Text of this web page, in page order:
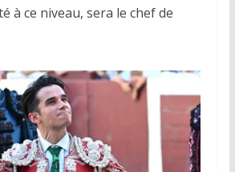
à ce niveau, sera le chef de